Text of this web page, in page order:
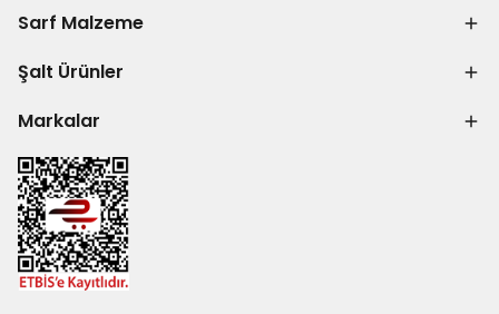
Sarf Malzeme
Şalt Ürünler
Markalar